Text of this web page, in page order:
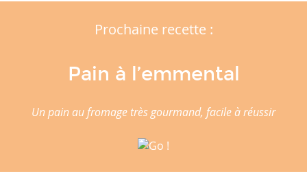
Prochaine recette :
Pain à l’emmental
Un pain au fromage très gourmand, facile à réussir